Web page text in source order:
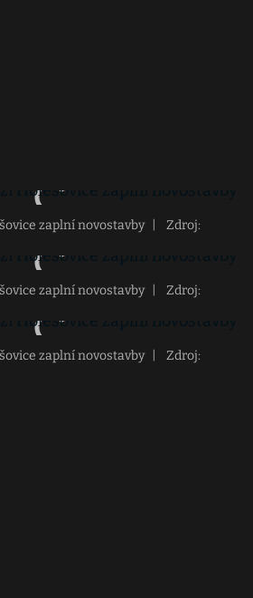
zaplní novostavby
Zdroj:
zaplní novostavby
Zdroj:
zaplní novostavby
Zdroj: